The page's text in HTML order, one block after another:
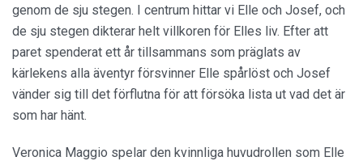
genom de sju stegen. I centrum hittar vi Elle och Josef, och
de sju stegen dikterar helt villkoren för Elles liv. Efter att
paret spenderat ett år tillsammans som präglats av
kärlekens alla äventyr försvinner Elle spårlöst och Josef
vänder sig till det förflutna för att försöka lista ut vad det är
som har hänt.
Veronica Maggio spelar den kvinnliga huvudrollen som Elle